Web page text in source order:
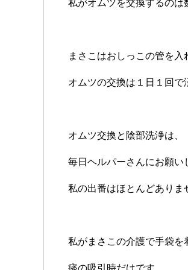
私がオムツを交換するのは
まさこはおしっこの管を入
オムツの交換は１日１回で
オムツ交換と陰部洗浄は、
毎日ヘルパーさんにお願い
私の出番はほとんどありま
私がまさこの介護で手袋を